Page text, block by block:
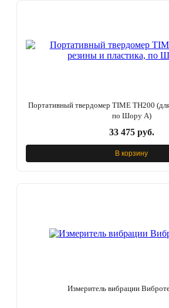
Портативный твердомер TIME TH200
по Шору А)
33 475 руб.
В корзину
Измеритель вибрации